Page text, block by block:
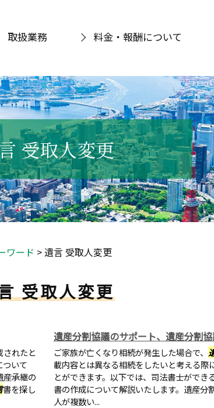
取扱業務 料金・報酬について
受取人変更
ワード >遺言 受取人変更
受取人変更
されたと
いて
産承継の
書を探し
遺産分割協議のサポート、遺産分割
ご家族が亡くなり相続が発生した場合で、
載内容とは異なる相続をしたいと考える際
とができます。以下では、司法書士がで
書の作成について解説いたします。遺産
人が複数い...